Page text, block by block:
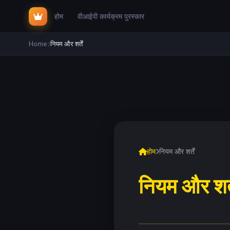
होम वीआईपी कार्यक्रम पुरस्कार
Home नियम और शर्तें
होम नियम और शर्तें
नियम और